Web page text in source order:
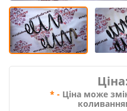
* - Ціна може